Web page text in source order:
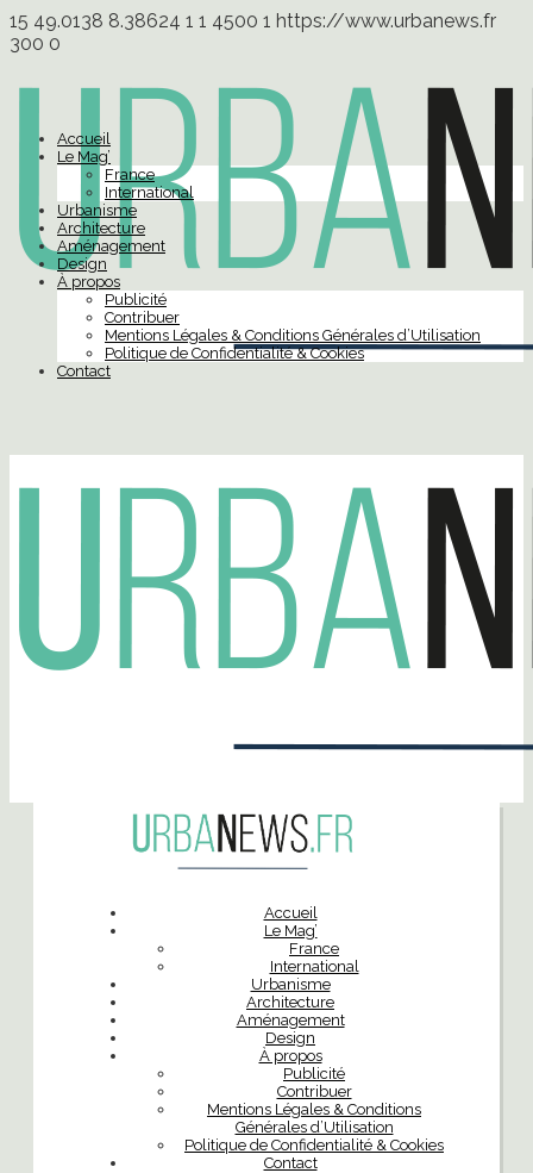
15 49.0138 8.38624 1 1 4500 1 https://www.urbanews.fr
300 0
Accueil
Le Mag’
France
International
Urbanisme
Architecture
Aménagement
Design
À propos
Publicité
Contribuer
Mentions Légales & Conditions Générales d’Utilisation
Politique de Confidentialité & Cookies
Contact
Accueil
Le Mag’
France
International
Urbanisme
Architecture
Aménagement
Design
À propos
Publicité
Contribuer
Mentions Légales & Conditions
Générales d’Utilisation
Politique de Confidentialité & Cookies
Contact